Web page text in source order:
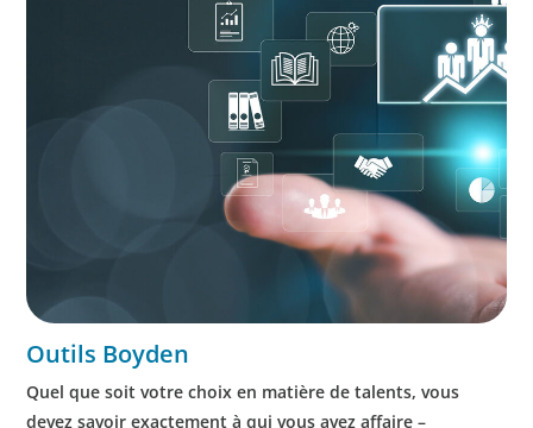
Outils Boyden
Quel que soit votre choix en matière de talents, vous
devez savoir exactement à qui vous avez affaire –